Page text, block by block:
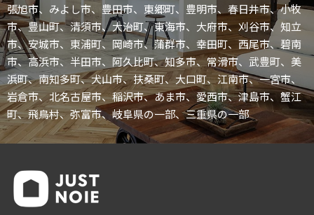
張旭市、みよし市、豊田市、東郷町、豊明市、春日井市、小牧
市、豊山町、清須市、大治町、東海市、大府市、刈谷市、知立
市、安城市、東浦町、岡崎市、蒲群市、幸田町、西尾市、碧南
市、高浜市、半田市、阿久比町、知多市、常滑市、武豊町、美
浜町、南知多町、犬山市、扶桑町、大口町、江南市、一宮市、
岩倉市、北名古屋市、稲沢市、あま市、愛西市、津島市、蟹江
町、飛鳥村、弥富市、岐阜県の一部、三重県の一部